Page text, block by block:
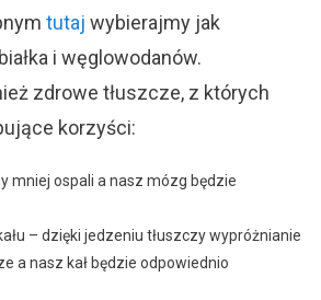
tutaj wybierajmy jak
i węglowodanów.
zdrowe tłuszcze, z których
korzyści:
mniej ospali a nasz mózg będzie
– dzięki jedzeniu tłuszczy wypróżnianie
a nasz kał będzie odpowiednio